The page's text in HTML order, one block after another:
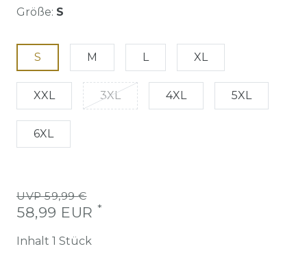
Größe: S
S M L XL
XXL 3XL 4XL 5XL
6XL
UVP 59,99 €
58,99 EUR *
Inhalt 1 Stück